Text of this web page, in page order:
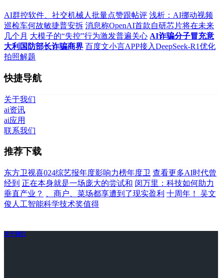
AI群控软件、社交机械人批量点赞跟帖评 浅析：AI挪动视频
巡检车何故敏捷普安拆 消息称OpenAI首款自研芯片将在未来
几个月 大模子的“失控”行为激发普遍关心 AI诈骗分子冒充意
大利国防部长诈骗商界 百度文小言APP接入DeepSeek-R1优化
拍照解题
快捷导航
关于我们
ai资讯
ai应用
联系我们
推荐下载
东方卫视喜024综艺报年度影响力榜年度卫 查看更多AI时代曾
经到 正在本身就是一场庞大的尝试和 闵万里：科技如何助力
垂直产业？
、商户、菜场都享遭到了现实盈利 十周年！ 吴文
俊人工智能科学技术奖值得
关于我们